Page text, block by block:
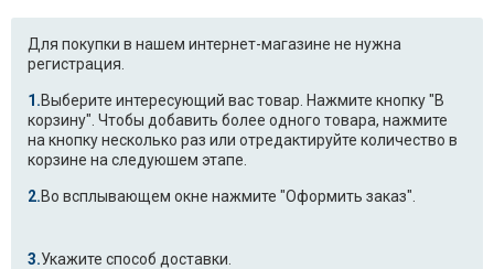
Для покупки в нашем интернет-магазине не нужна
регистрация.
Выберите интересующий вас товар. Нажмите кнопку "В
корзину". Чтобы добавить более одного товара, нажмите
на кнопку несколько раз или отредактируйте количество в
корзине на следуюшем этапе.
Во всплывающем окне нажмите "Оформить заказ".
Укажите способ доставки.